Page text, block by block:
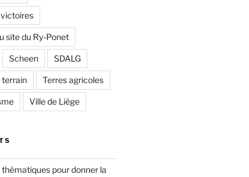
site du Ry-Ponet
Scheen SDALG
terrain Terres agricoles
Ville de Liège
pour donner la